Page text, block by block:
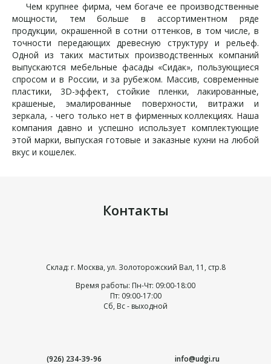
Чем крупнее фирма, чем богаче ее производственные
мощности, тем больше в ассортиментном ряде
продукции, окрашенной в сотни оттенков, в том числе, в
точности передающих древесную структуру и рельеф.
Одной из таких маститых производственных компаний
выпускаются мебельные фасады «Сидак», пользующиеся
спросом и в России, и за рубежом. Массив, современные
пластики, 3D-эффект, стойкие пленки, лакированные,
крашеные, эмалированные поверхности, витражи и
зеркала, - чего только нет в фирменных коллекциях. Наша
компания давно и успешно использует комплектующие
этой марки, выпуская готовые и заказные кухни на любой
вкус и кошелек.
Контакты
Склад: г. Москва, ул. Золоторожский Вал, 11, стр.8
Время работы: Пн-Чт: 09:00-18:00
Пт: 09:00-17:00
Сб, Вс - выходной
(926) 234-39-96 info@udgi.ru